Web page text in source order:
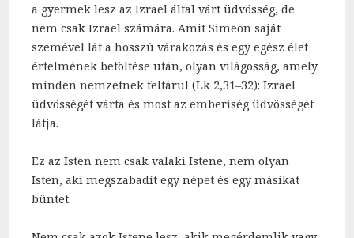
a gyermek lesz az Izrael által várt üdvösség, de
nem csak Izrael számára. Amit Simeon saját
szemével lát a hosszú várakozás és egy egész élet
értelmének betöltése után, olyan világosság, amely
minden nemzetnek feltárul (Lk 2,31–32): Izrael
üdvösségét várta és most az emberiség üdvösségét
látja.
Ez az Isten nem csak valaki Istene, nem olyan
Isten, aki megszabadít egy népet és egy másikat
büntet.